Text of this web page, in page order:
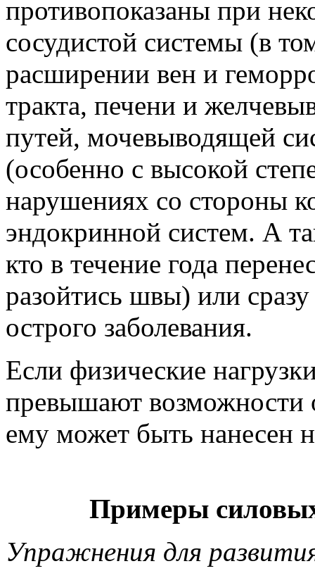
противопоказаны при
сосудистой системы (в
расширении вен и
тракта, печени и
путей, мочевыводящей
(особенно с высокой
нарушениях со стороны
эндокринной систем. А
кто в течение года
разойтись швы) или
острого заболевания.
Если физические
превышают возможности
ему может быть нанесен
Примеры
Упражнения для